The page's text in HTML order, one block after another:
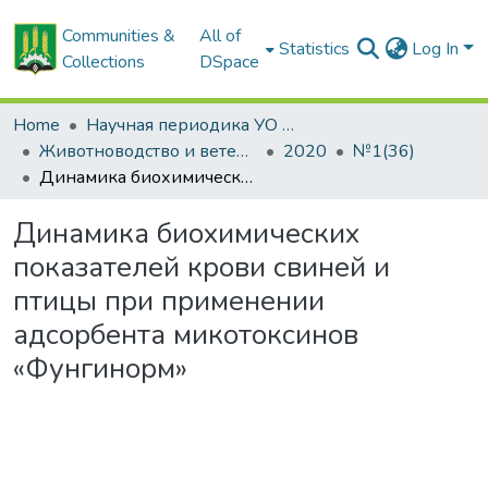
Communities &
Collections
All of
DSpace
Statistics Log In
Home
Научная периодика УО БГСХА
Животноводство и ветеринарная медицина: научно-практический журнал
2020
№1(36)
Динамика биохимических показателей крови свиней и птицы при применении адсорбента микотоксинов «Фунгинорм»
Динамика биохимических
показателей крови свиней и
птицы при применении
адсорбента микотоксинов
«Фунгинорм»